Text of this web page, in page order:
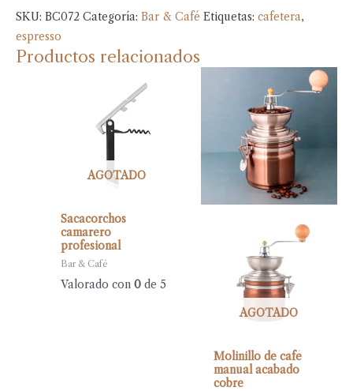
SKU: BC072 Categoría: Bar & Café Etiquetas: cafetera,
espresso
Productos relacionados
AGOTADO
Sacacorchos
camarero
profesional
Bar & Café
Valorado con0 de 5
AGOTADO
Molinillo de café
manual acabado
cobre